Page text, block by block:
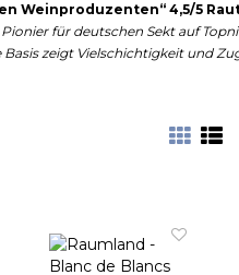
Weinproduzenten“ 4,5/5
für deutschen Sekt auf
zeigt Vielschichtigkeit und